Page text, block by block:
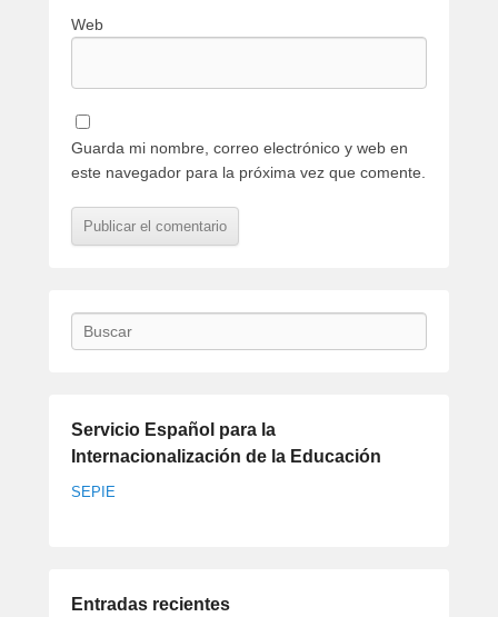
Web
Guarda mi nombre, correo electrónico y web en
este navegador para la próxima vez que comente.
Buscar
Servicio Español para la
Internacionalización de la Educación
SEPIE
Entradas recientes